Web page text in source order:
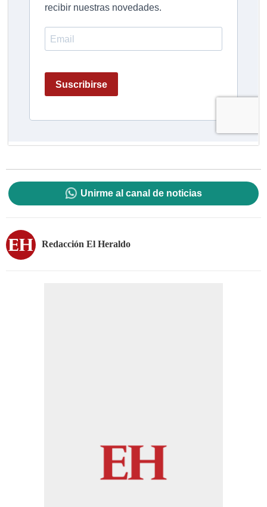
Unirme al canal de noticias
Redacción El Heraldo